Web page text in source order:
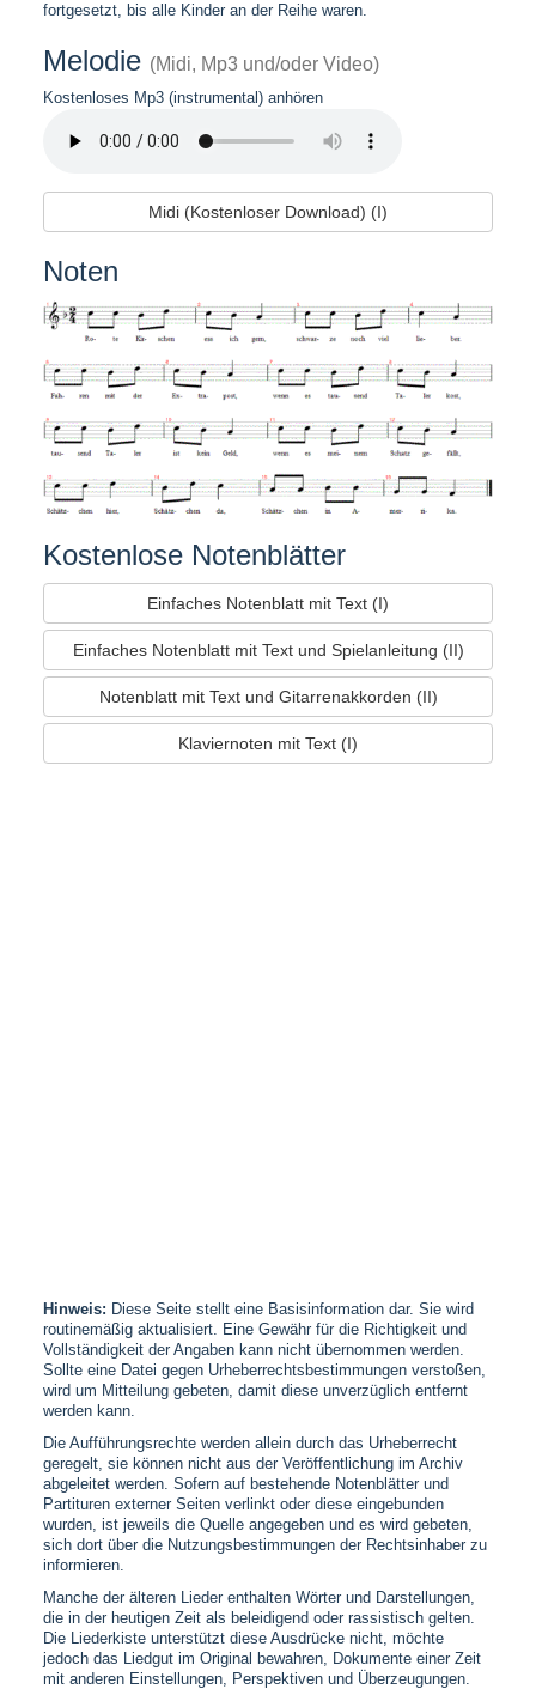
fortgesetzt, bis alle Kinder an der Reihe waren.
Melodie (Midi, Mp3 und/oder Video)
Kostenloses Mp3 (instrumental) anhören
Midi (Kostenloser Download) (I)
Noten
Kostenlose Notenblätter
Einfaches Notenblatt mit Text (I)
Einfaches Notenblatt mit Text und Spielanleitung (II)
Notenblatt mit Text und Gitarrenakkorden (II)
Klaviernoten mit Text (I)
Hinweis: Diese Seite stellt eine Basisinformation dar. Sie wird
routinemäßig aktualisiert. Eine Gewähr für die Richtigkeit und
Vollständigkeit der Angaben kann nicht übernommen werden.
Sollte eine Datei gegen Urheberrechtsbestimmungen verstoßen,
wird um Mitteilung gebeten, damit diese unverzüglich entfernt
werden kann.
Die Aufführungsrechte werden allein durch das Urheberrecht
geregelt, sie können nicht aus der Veröffentlichung im Archiv
abgeleitet werden. Sofern auf bestehende Notenblätter und
Partituren externer Seiten verlinkt oder diese eingebunden
wurden, ist jeweils die Quelle angegeben und es wird gebeten,
sich dort über die Nutzungsbestimmungen der Rechtsinhaber zu
informieren.
Manche der älteren Lieder enthalten Wörter und Darstellungen,
die in der heutigen Zeit als beleidigend oder rassistisch gelten.
Die Liederkiste unterstützt diese Ausdrücke nicht, möchte
jedoch das Liedgut im Original bewahren, Dokumente einer Zeit
mit anderen Einstellungen, Perspektiven und Überzeugungen.